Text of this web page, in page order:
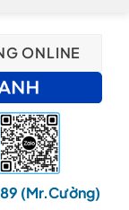
ONLINE
(Mr.Cường)